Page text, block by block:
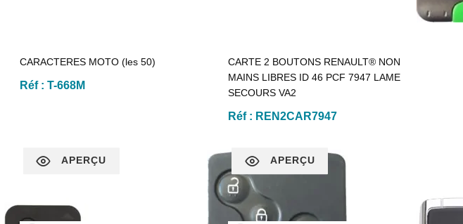
APERÇU
CARACTERES MOTO (les 50)
Réf : T-668M
APERÇU
CARTE 2 BOUTONS RENAULT® NON
MAINS LIBRES ID 46 PCF 7947 LAME
SECOURS VA2
Réf : REN2CAR7947